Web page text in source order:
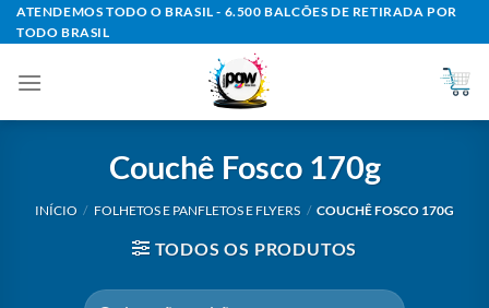
Skip
to
ATENDEMOS TODO O BRASIL - 6.500 BALCÕES DE RETIRADA POR
TODO BRASIL
Couchê Fosco 170g
INÍCIO / FOLHETOS E PANFLETOS E FLYERS / COUCHÊ FOSCO 170G
TODOS OS PRODUTOS